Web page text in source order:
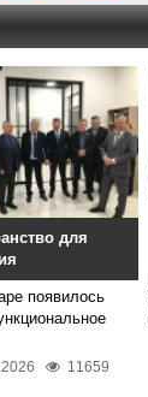
для
появилось
11659